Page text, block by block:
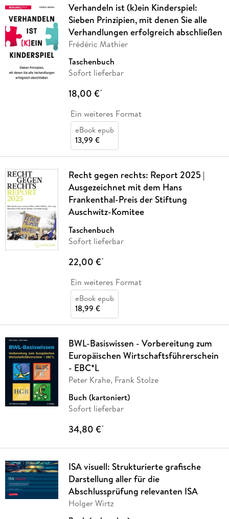
Verhandeln ist (k)ein Kinderspiel:
Sieben Prinzipien, mit denen Sie alle
Verhandlungen erfolgreich abschließen
Frédéric Mathier
Taschenbuch
Sofort lieferbar
18,00 €*
Ein weiteres Format
eBook epub
13,99 €
Recht gegen rechts: Report 2025 |
Ausgezeichnet mit dem Hans
Frankenthal-Preis der Stiftung
Auschwitz-Komitee
Taschenbuch
Sofort lieferbar
22,00 €*
Ein weiteres Format
eBook epub
18,99 €
BWL-Basiswissen - Vorbereitung zum
Europäischen Wirtschaftsführerschein
- EBC*L
Peter Krahe, Frank Stolze
Buch (kartoniert)
Sofort lieferbar
34,80 €*
ISA visuell: Strukturierte grafische
Darstellung aller für die
Abschlussprüfung relevanten ISA
Holger Wirtz